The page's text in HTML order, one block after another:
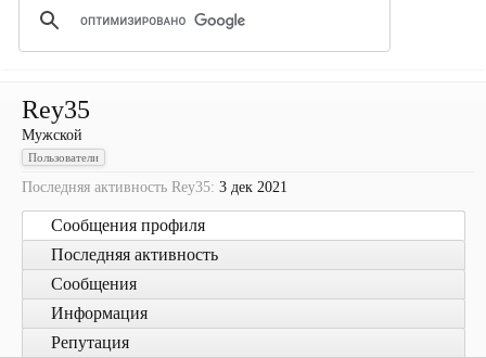
Rey35
Мужской
Пользователи
Последняя активность Rey35: 3 дек 2021
Сообщения профиля
Последняя активность
Сообщения
Информация
Репутация